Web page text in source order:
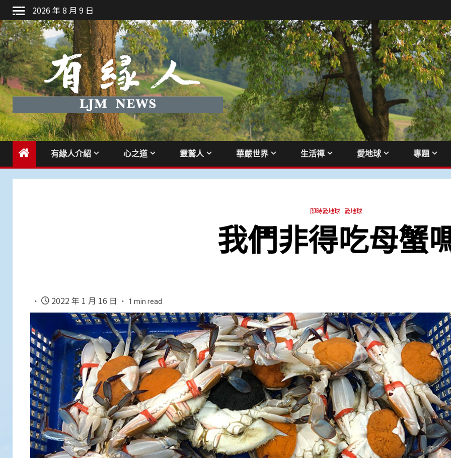
Skip
to
content
2026 年 8 月 9 日
有緣人介紹 心之道 靈鷲人 華嚴世界 生活禪 愛地球 專題
即時愛地球 愛地球
我們非得吃母蟹
2022 年 1 月 16 日 1 min read